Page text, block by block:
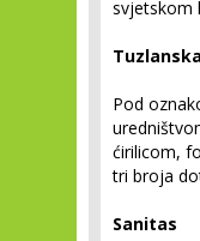
svjetskom
Pod
ćirilicom,
tri broja
Sanitas